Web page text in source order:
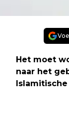
Het moet
naar het